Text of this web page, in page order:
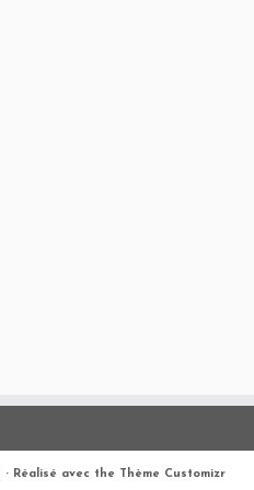
· Réalisé avec the Thème Customizr